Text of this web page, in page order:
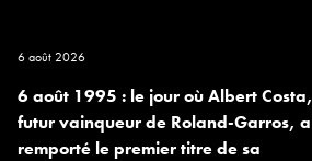
6 août 2026
6 août 1995 : le jour où Albert Costa,
futur vainqueur de Roland-Garros, a
remporté le premier titre de sa